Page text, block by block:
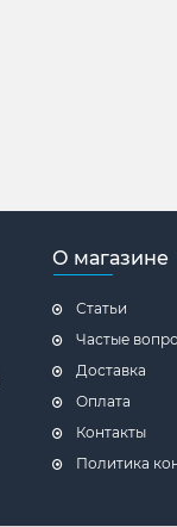
О магазине
Статьи
Частые
Доставка
Оплата
Контакты
Политика